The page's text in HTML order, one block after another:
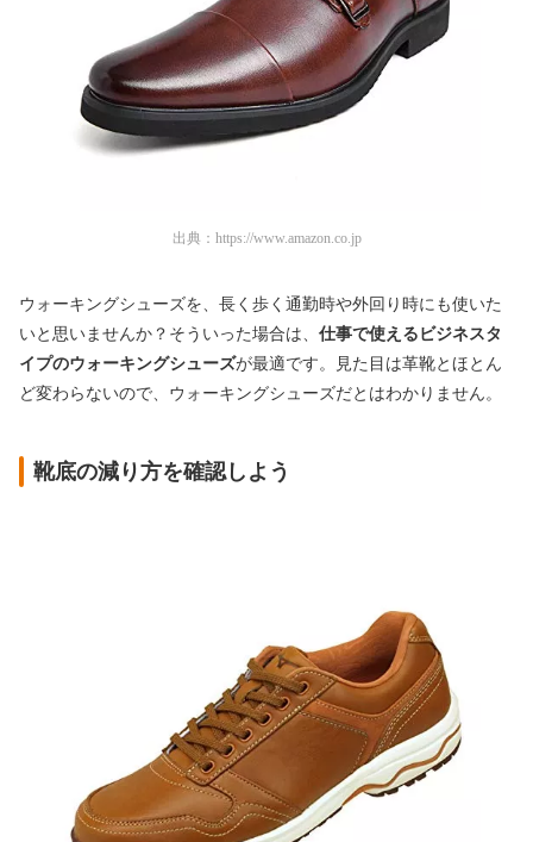
出典： https://www.amazon.co.jp
ウォーキングシューズを、長く歩く通勤時や外回り時にも使いた
いと思いませんか？そういった場合は、 仕事で使えるビジネスタ
イプのウォーキングシューズが最適です。見た目は革靴とほとん
ど変わらないので、ウォーキングシューズだとはわかりません。
靴底の減り方を確認しよう